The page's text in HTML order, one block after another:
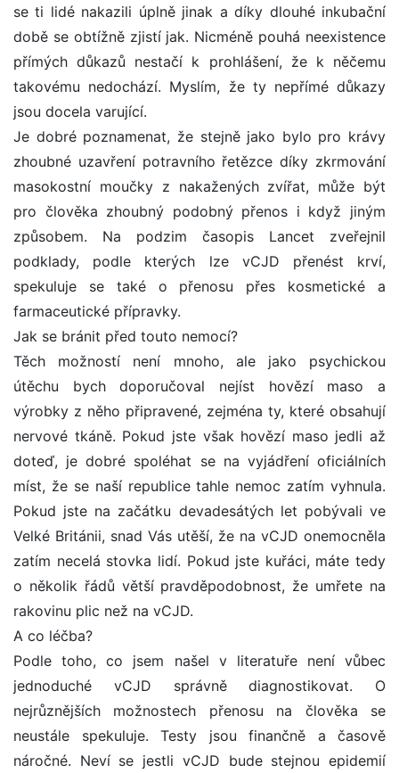
se ti lidé nakazili úplně jinak a díky dlouhé inkubační
době se obtížně zjistí jak. Nicméně pouhá neexistence
přímých důkazů nestačí k prohlášení, že k něčemu
takovému nedochází. Myslím, že ty nepřímé důkazy
jsou docela varující.
Je dobré poznamenat, že stejně jako bylo pro krávy
zhoubné uzavření potravního řetězce díky zkrmování
masokostní moučky z nakažených zvířat, může být
pro člověka zhoubný podobný přenos i když jiným
způsobem. Na podzim časopis Lancet zveřejnil
podklady, podle kterých lze vCJD přenést krví,
spekuluje se také o přenosu přes kosmetické a
farmaceutické přípravky.
Jak se bránit před touto nemocí?
Těch možností není mnoho, ale jako psychickou
útěchu bych doporučoval nejíst hovězí maso a
výrobky z něho připravené, zejména ty, které obsahují
nervové tkáně. Pokud jste však hovězí maso jedli až
doteď, je dobré spoléhat se na vyjádření oficiálních
míst, že se naší republice tahle nemoc zatím vyhnula.
Pokud jste na začátku devadesátých let pobývali ve
Velké Británii, snad Vás utěší, že na vCJD onemocněla
zatím necelá stovka lidí. Pokud jste kuřáci, máte tedy
o několik řádů větší pravděpodobnost, že umřete na
rakovinu plic než na vCJD.
A co léčba?
Podle toho, co jsem našel v literatuře není vůbec
jednoduché vCJD správně diagnostikovat. O
nejrůznějších možnostech přenosu na člověka se
neustále spekuluje. Testy jsou finančně a časově
náročné. Neví se jestli vCJD bude stejnou epidemií